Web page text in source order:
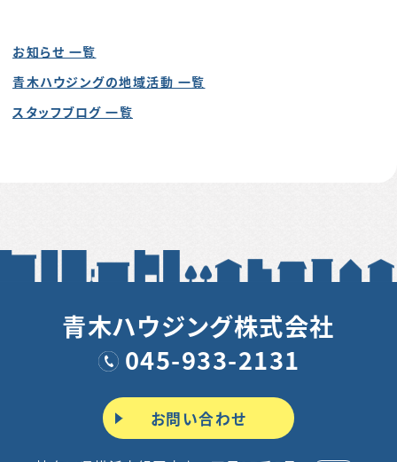
お知らせ 一覧
青木ハウジングの地域活動 一覧
スタッフブログ 一覧
青木ハウジング株式会社
045-933-2131
お問い合わせ